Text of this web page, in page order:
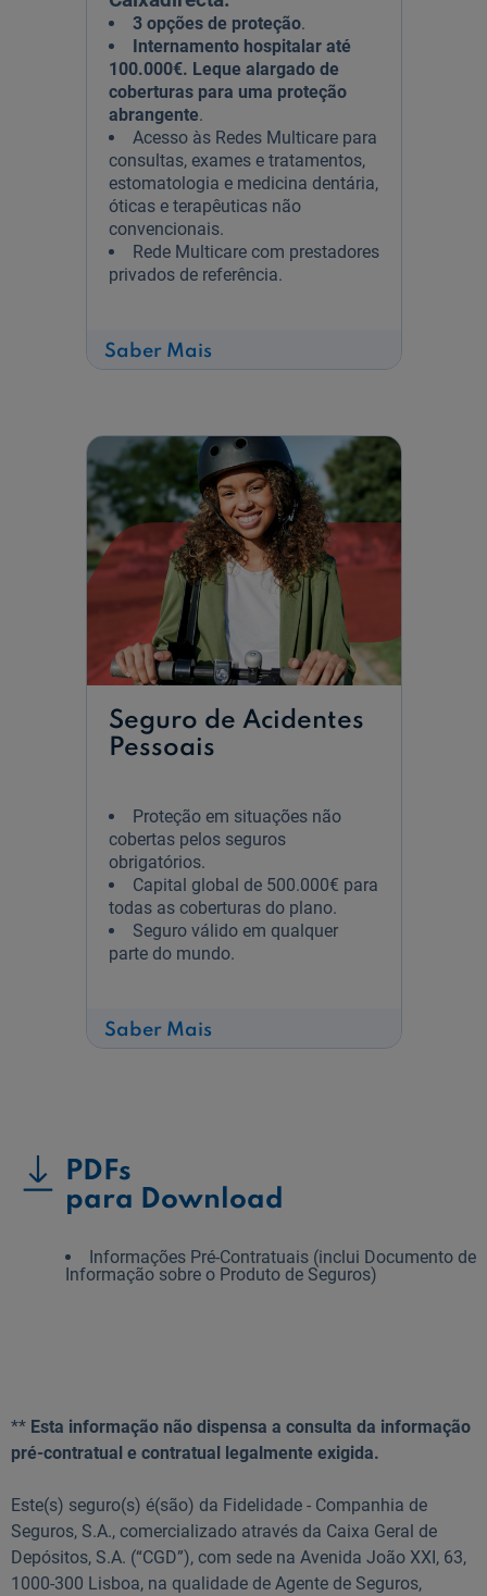
3 opções de proteção.
Internamento hospitalar até
100.000€. Leque alargado de
coberturas para uma proteção
abrangente.
Acesso às Redes Multicare para
consultas, exames e tratamentos,
estomatologia e medicina dentária,
óticas e terapêuticas não
convencionais.
Rede Multicare com prestadores
privados de referência.
Saber Maissobre
Seguro
1
|
2
|
3
Seguro de Acidentes
Pessoais
Proteção em situações não
cobertas pelos seguros
obrigatórios.
Capital global de 500.000€ para
todas as coberturas do plano.
Seguro válido em qualquer
parte do mundo.
Saber Maissobre
Seguro
PDFs
para Download
Informações Pré-Contratuais (inclui Documento de
Informação sobre o Produto de Seguros)
** Esta informação não dispensa a consulta da informação
pré-contratual e contratual legalmente exigida.
Este(s) seguro(s) é(são) da Fidelidade - Companhia de
Seguros, S.A., comercializado através da Caixa Geral de
Depósitos, S.A. (“CGD”), com sede na Avenida João XXI, 63,
1000-300 Lisboa, na qualidade de Agente de Seguros,